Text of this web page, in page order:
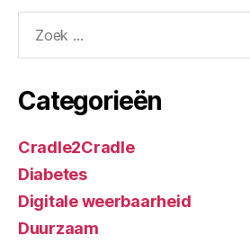
naar:
Categorieën
Cradle2Cradle
Diabetes
Digitale weerbaarheid
Duurzaam